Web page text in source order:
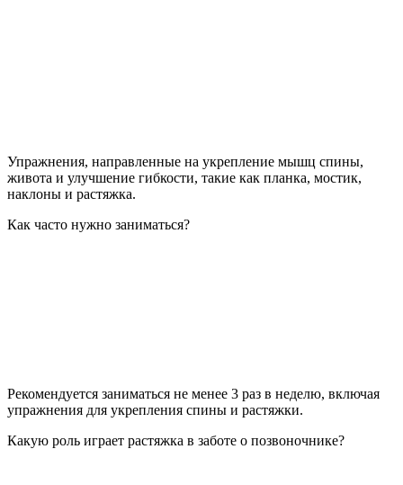
Упражнения, направленные на укрепление мышц спины,
живота и улучшение гибкости, такие как планка, мостик,
наклоны и растяжка.
Как часто нужно заниматься?
Рекомендуется заниматься не менее 3 раз в неделю, включая
упражнения для укрепления спины и растяжки.
Какую роль играет растяжка в заботе о позвоночнике?